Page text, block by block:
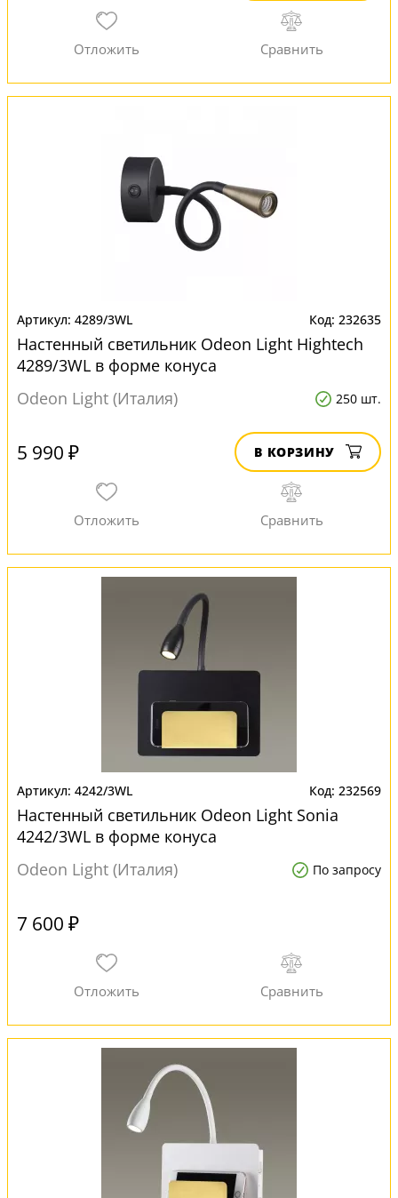
4289/3WL 232635
Настенный светильник Odeon Light Hightech
4289/3WL в форме конуса
Odeon Light (Италия)
250 шт.
5 990 ₽ В КОРЗИНУ
4242/3WL 232569
Настенный светильник Odeon Light Sonia
4242/3WL в форме конуса
Odeon Light (Италия)
По запросу
7 600 ₽